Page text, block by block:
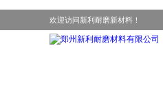
欢迎访问新利耐磨新材料！